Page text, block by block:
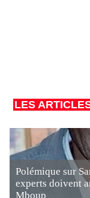
LES
Polémique sur
experts doivent
Mboup